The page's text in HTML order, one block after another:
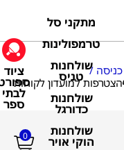
מתקני סל
טרמפולינות
שולחנות
טניס
שולחנות
כדורגל
שולחנות
הוקי אויר
ציוד
לבתי
ספר
כניסה /
הצטרפות למועדון לקוחות
0